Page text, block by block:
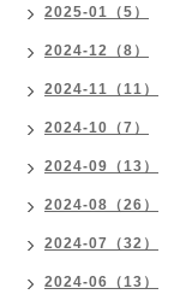
2025-01（5）
2024-12（8）
2024-11（11）
2024-10（7）
2024-09（13）
2024-08（26）
2024-07（32）
2024-06（13）